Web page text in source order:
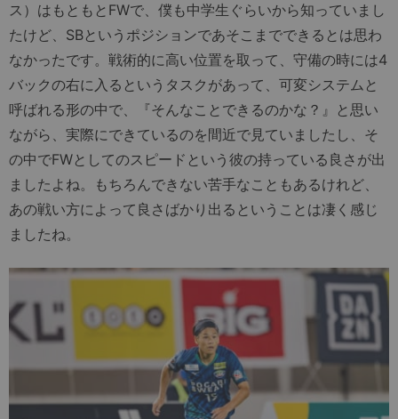
ス）はもともとFWで、僕も中学生ぐらいから知っていまし
たけど、SBというポジションであそこまでできるとは思わ
なかったです。戦術的に高い位置を取って、守備の時には4
バックの右に入るというタスクがあって、可変システムと
呼ばれる形の中で、『そんなことできるのかな？』と思い
ながら、実際にできているのを間近で見ていましたし、そ
の中でFWとしてのスピードという彼の持っている良さが出
ましたよね。もちろんできない苦手なこともあるけれど、
あの戦い方によって良さばかり出るということは凄く感じ
ましたね。